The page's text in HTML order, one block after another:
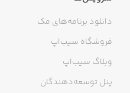
دانلود برنامه‌های مک
فروشگاه سیب‌اپ
وبلاگ سیب‌اپ
پنل توسعه‌دهندگان